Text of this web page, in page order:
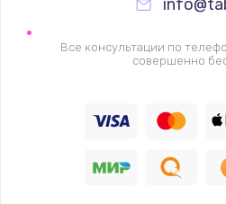
Замена
Настройка
Все консультации по
совершенно